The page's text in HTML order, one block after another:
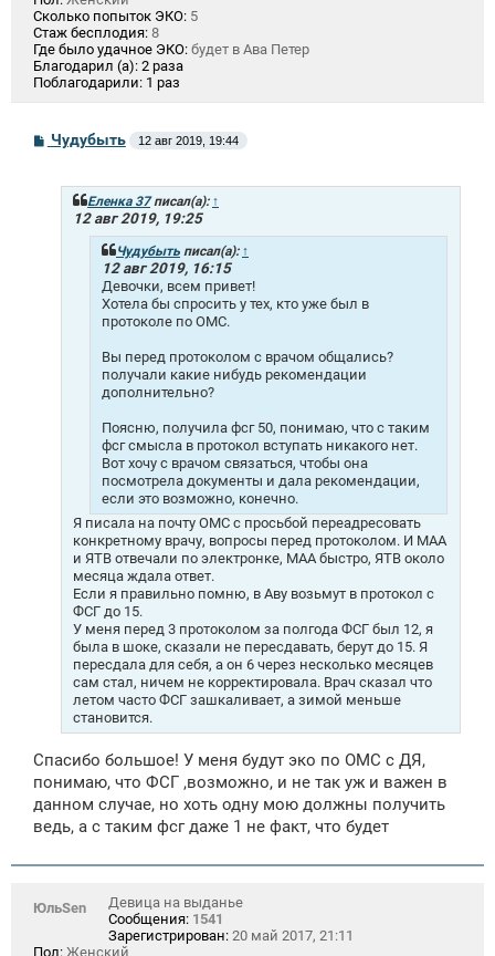
Сколько попыток ЭКО: 5
Стаж бесплодия: 8
Где было удачное ЭКО: будет в Ава Петер
Благодарил (а): 2 раза
Поблагодарили: 1 раз
СЧудубыть 12 авг 2019, 19:44
Еленка 37писал(а): ↑
12 авг 2019, 19:25
Чудубыть писал(а): ↑
12 авг 2019, 16:15
Девочки, всем привет!
Хотела бы спросить у тех, кто уже был в
протоколе по ОМС.
Вы перед протоколом с врачом общались?
получали какие нибудь рекомендации
дополнительно?
Поясню, получила фсг 50, понимаю, что с таким
фсг смысла в протокол вступать никакого нет.
Вот хочу с врачом связаться, чтобы она
посмотрела документы и дала рекомендации,
если это возможно, конечно.
Я писала на почту ОМС с просьбой переадресовать
конкретному врачу, вопросы перед протоколом. И МАА
и ЯТВ отвечали по электронке, МАА быстро, ЯТВ около
месяца ждала ответ.
Если я правильно помню, в Аву возьмут в протокол с
ФСГ до 15.
У меня перед 3 протоколом за полгода ФСГ был 12, я
была в шоке, сказали не пересдавать, берут до 15. Я
пересдала для себя, а он 6 через несколько месяцев
сам стал, ничем не корректировала. Врач сказал что
летом часто ФСГ зашкаливает, а зимой меньше
становится.
Спасибо большое! У меня будут эко по ОМС с ДЯ,
понимаю, что ФСГ ,возможно, и не так уж и важен в
данном случае, но хоть одну мою должны получить
ведь, а с таким фсг даже 1 не факт, что будет
ЮльSen
Девица на выданье
Сообщения: 1541
Зарегистрирован: 20 май 2017, 21:11
Пол: Женский